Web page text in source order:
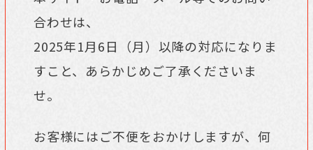
合わせは、
2025年1月6日（月）以降の対応になりま
すこと、あらかじめご了承くださいま
せ。
お客様にはご不便をおかけしますが、何